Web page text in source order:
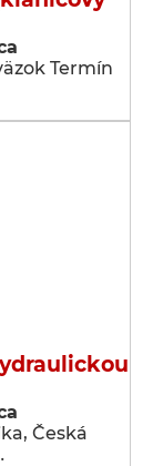
Termín
Česká